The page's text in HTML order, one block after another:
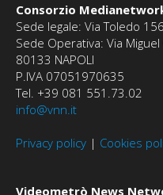
Consorzio
Sede legale: Via Toledo
Sede Operativa: Via
80133 NAPOLI
P.IVA 07051970635
Tel. +39 081 551.73.02
info@vnn.it
Privacy policy | Cookies
Videometrò News